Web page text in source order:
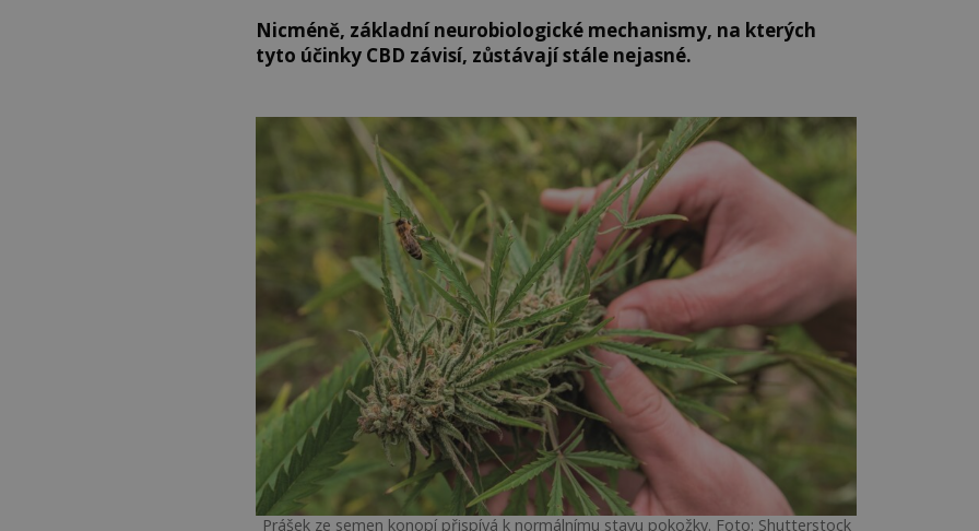
Nicméně, základní neurobiologické mechanismy, na kterých
tyto účinky CBD závisí, zůstávají stále nejasné.
Prášek ze semen konopí přispívá k normálnímu stavu pokožky. Foto: Shutterstock